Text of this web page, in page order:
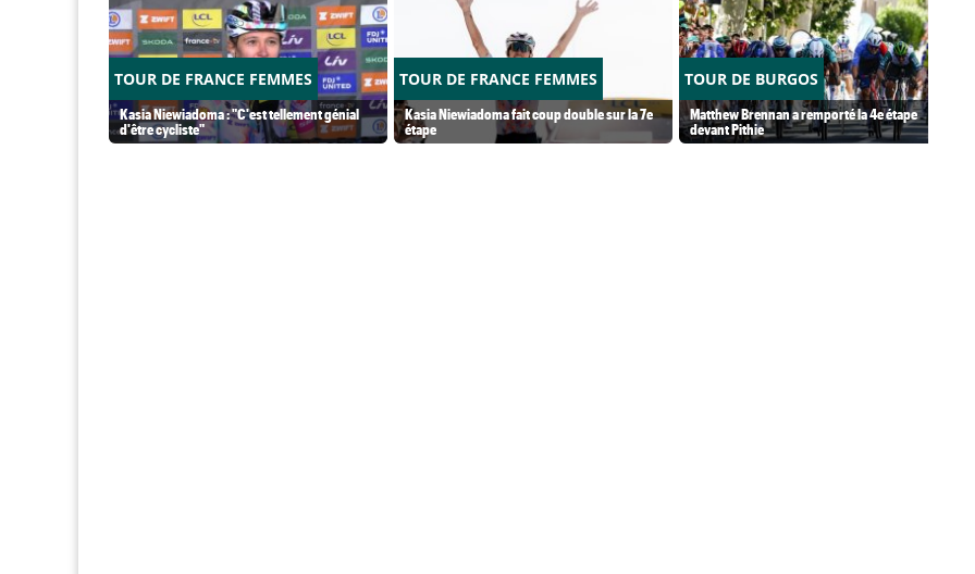
TOUR DE FRANCE FEMMES
Kasia Niewiadoma : "C'est tellement génial
d'être cycliste"
TOUR DE FRANCE FEMMES
Kasia Niewiadoma fait coup double sur la 7e
étape
TOUR DE BURGOS
Matthew Brennan a remporté la 4e étape
devant Pithie